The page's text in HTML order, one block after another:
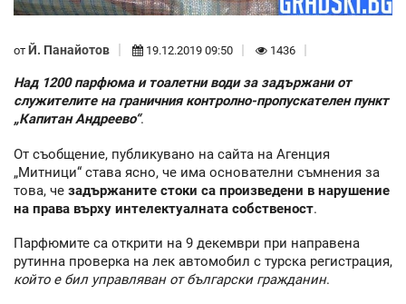
от Й. Панайотов 19.12.2019 09:50 1436
Над 1200 парфюма и тоалетни води за задържани от
служителите на граничния контролно-пропускателен пункт
„Капитан Андреево“.
От съобщение, публикувано на сайта на Агенция
„Митници“ става ясно, че има основателни съмнения за
това, че задържаните стоки са произведени в нарушение
на права върху интелектуалната собственост.
Парфюмите са открити на 9 декември при направена
рутинна проверка на лек автомобил с турска регистрация,
който е бил управляван от български гражданин.